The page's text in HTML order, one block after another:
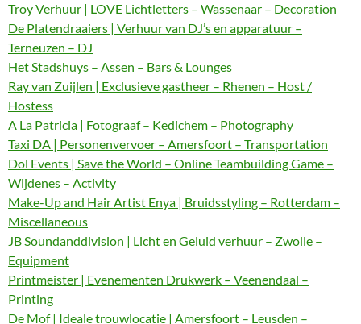
Troy Verhuur | LOVE Lichtletters – Wassenaar – Decoration
De Platendraaiers | Verhuur van DJ’s en apparatuur –
Terneuzen – DJ
Het Stadshuys – Assen – Bars & Lounges
Ray van Zuijlen | Exclusieve gastheer – Rhenen – Host /
Hostess
A La Patricia | Fotograaf – Kedichem – Photography
Taxi DA | Personenvervoer – Amersfoort – Transportation
Dol Events | Save the World – Online Teambuilding Game –
Wijdenes – Activity
Make-Up and Hair Artist Enya | Bruidsstyling – Rotterdam –
Miscellaneous
JB Soundanddivision | Licht en Geluid verhuur – Zwolle –
Equipment
Printmeister | Evenementen Drukwerk – Veenendaal –
Printing
De Mof | Ideale trouwlocatie | Amersfoort – Leusden –